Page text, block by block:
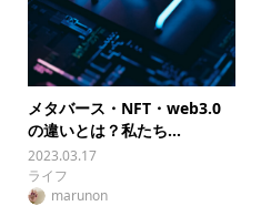
メタバース・NFT・web3.0
の違いとは？私たち...
2023.03.17
ライフ
marunon